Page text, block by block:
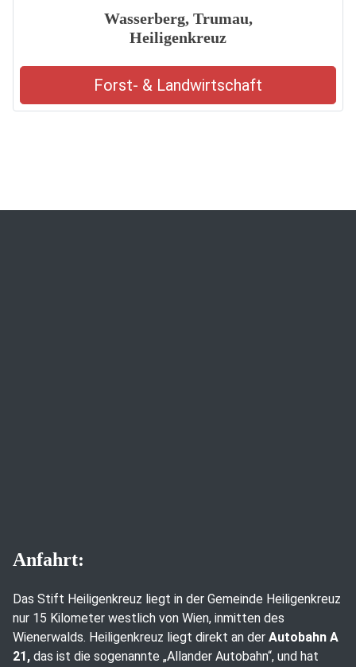
Wasserberg, Trumau,
Heiligenkreuz
Forst- & Landwirtschaft
Anfahrt:
Das Stift Heiligenkreuz liegt in der Gemeinde Heiligenkreuz
nur 15 Kilometer westlich von Wien, inmitten des
Wienerwalds. Heiligenkreuz liegt direkt an der Autobahn A
21, das ist die sogenannte „Allander Autobahn“, und hat